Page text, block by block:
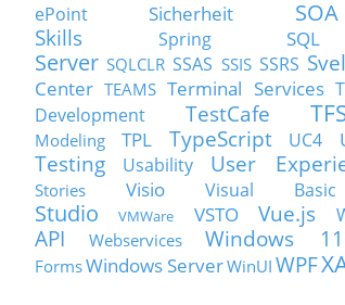
ePoint
Sicherheit SOA
Skills
Spring SQL
Server SQLCLR SSAS SSIS SSRS
Center TEAMS Terminal Services
Development
TestCafe
Modeling
TPL TypeScript UC4
Testing
Usability User
Stories
Visio Visual Basic
Studio
VMWare VSTO Vue.js
API
Webservices Windows 11
FormsWindows ServerWinUI WPF